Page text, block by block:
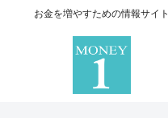
お金を増やすための情報サイト